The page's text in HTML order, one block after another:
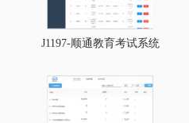
J1197-顺通教育考试系统